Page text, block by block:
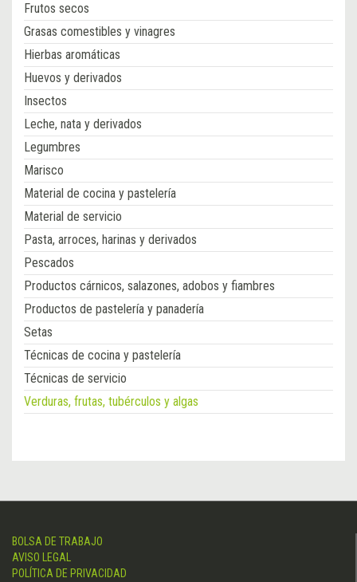
Frutos secos
Grasas comestibles y vinagres
Hierbas aromáticas
Huevos y derivados
Insectos
Leche, nata y derivados
Legumbres
Marisco
Material de cocina y pastelería
Material de servicio
Pasta, arroces, harinas y derivados
Pescados
Productos cárnicos, salazones, adobos y fiambres
Productos de pastelería y panadería
Setas
Técnicas de cocina y pastelería
Técnicas de servicio
Verduras, frutas, tubérculos y algas
BOLSA DE TRABAJO
AVISO LEGAL
POLÍTICA DE PRIVACIDAD